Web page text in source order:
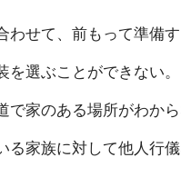
わせて、前もって準備す
を選ぶことができない。
で家のある場所がわから
る家族に対して他人行